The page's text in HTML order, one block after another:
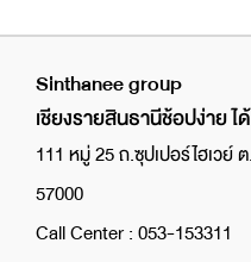
Sinthanee group
เชียงรายสินธานีช้อปง่าย ไ
111 หมู่ 25 ถ.ซุปเปอร์ไฮเวย์
57000
Call Center : 053-153311